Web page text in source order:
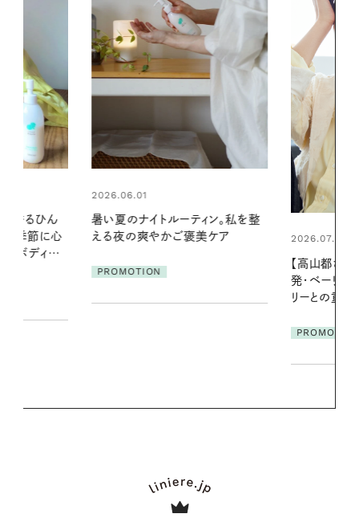
ン。私を整
ケア
2026.07.21
【高山都さんが楽しむデンマーク
発・ベーリングの腕時計】 アクセサ
2026.06.01
の一日。汗ば